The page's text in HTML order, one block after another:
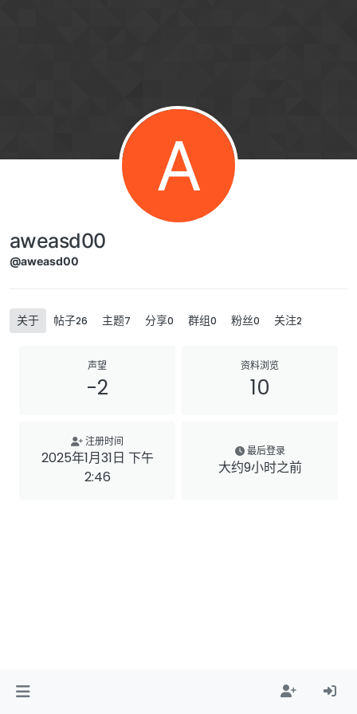
A
aweasd00
@aweasd00
关于 帖子26 主题7 分享0 群组0 粉丝0 关注2
声望
-2
资料浏览
10
注册时间
2025年1月31日 下午
2:46
最后登录
大约9小时之前